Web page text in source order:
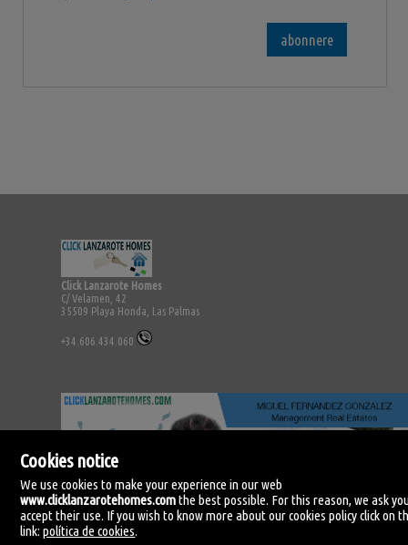
Click Lanzarote Homes
C/ Velamen, 42
35509 Playa Honda, Las Palmas
+34.606.434.060
Cookies notice
We use cookies to make your experience in our web
www.clicklanzarotehomes.comthe best possible. For this reason, we ask
accept their use. If you wish to know more about our cookies policy click on
link:política de cookies.